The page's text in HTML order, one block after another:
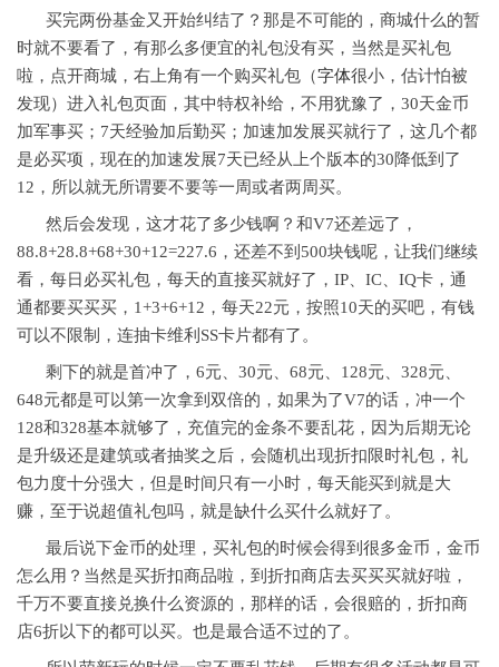
买完两份基金又开始纠结了？那是不可能的，商城什么的暂
时就不要看了，有那么多便宜的礼包没有买，当然是买礼包
啦，点开商城，右上角有一个购买礼包（字体很小，估计怕被
发现）进入礼包页面，其中特权补给，不用犹豫了，30天金币
加军事买；7天经验加后勤买；加速加发展买就行了，这几个都
是必买项，现在的加速发展7天已经从上个版本的30降低到了
12，所以就无所谓要不要等一周或者两周买。
然后会发现，这才花了多少钱啊？和V7还差远了，
88.8+28.8+68+30+12=227.6，还差不到500块钱呢，让我们继续
看，每日必买礼包，每天的直接买就好了，IP、IC、IQ卡，通
通都要买买买，1+3+6+12，每天22元，按照10天的买吧，有钱
可以不限制，连抽卡维利SS卡片都有了。
剩下的就是首冲了，6元、30元、68元、128元、328元、
648元都是可以第一次拿到双倍的，如果为了V7的话，冲一个
128和328基本就够了，充值完的金条不要乱花，因为后期无论
是升级还是建筑或者抽奖之后，会随机出现折扣限时礼包，礼
包力度十分强大，但是时间只有一小时，每天能买到就是大
赚，至于说超值礼包吗，就是缺什么买什么就好了。
最后说下金币的处理，买礼包的时候会得到很多金币，金币
怎么用？当然是买折扣商品啦，到折扣商店去买买买就好啦，
千万不要直接兑换什么资源的，那样的话，会很赔的，折扣商
店6折以下的都可以买。也是最合适不过的了。